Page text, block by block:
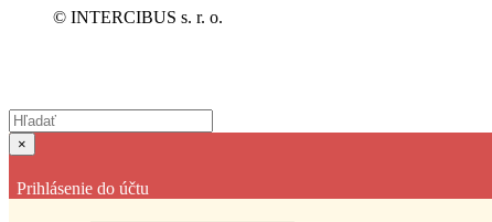
© INTERCIBUS s. r. o.
×
Prihlásenie do účtu